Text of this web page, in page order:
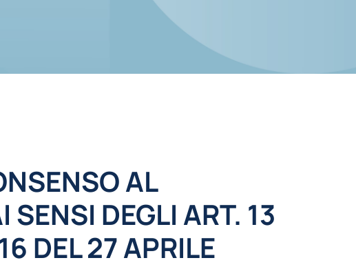
AL
DEGLI ART. 13
DEL 27 APRILE